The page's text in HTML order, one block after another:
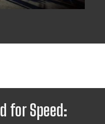
for Speed: